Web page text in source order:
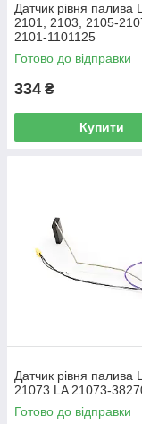
Датчик рівня палива
2101, 2103, 2105-
2101-1101125
Готово до відправки
334 ₴
Купити
Датчик рівня палива
21073 LA 21073-
Готово до відправки